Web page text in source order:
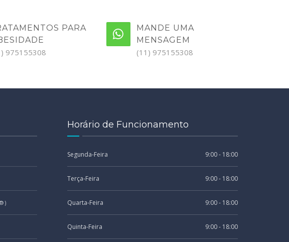
PARA
975155308
MANDE UMA
MENSAGEM
(11) 975155308
Horário de Funcionamento
Segunda-Feira 9:00 - 18:00
Terça-Feira 9:00 - 18:00
Quarta-Feira 9:00 - 18:00
Quinta-Feira 9:00 - 18:00